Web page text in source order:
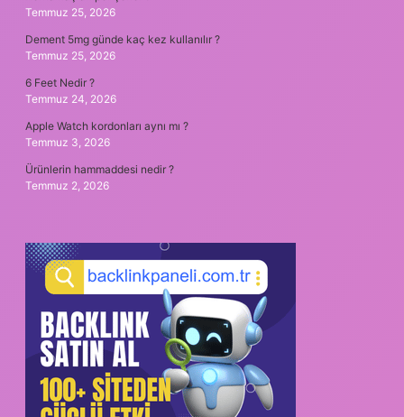
Temmuz 25, 2026
Dement 5mg günde kaç kez kullanılır ?
Temmuz 25, 2026
6 Feet Nedir ?
Temmuz 24, 2026
Apple Watch kordonları aynı mı ?
Temmuz 3, 2026
Ürünlerin hammaddesi nedir ?
Temmuz 2, 2026